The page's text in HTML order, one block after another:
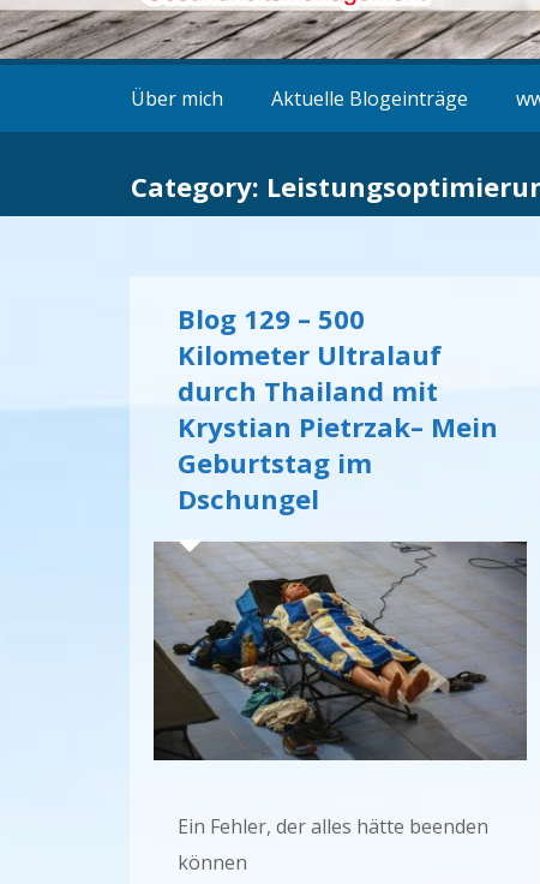
Über mich Aktuelle Blogeinträge
Category:
Blog 129 – 500
Kilometer Ultralauf
durch Thailand mit
Krystian Pietrzak– Mein
Geburtstag im
Dschungel
Ein Fehler, der alles hätte beenden
können